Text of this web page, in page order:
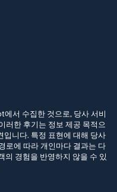
서 수집한 것으로, 당사 서비
러한 후기는 정보 제공 목적으
입니다. 특정 표현에 대해 당사
로에 따라 개인마다 결과는 다
의 경험을 반영하지 않을 수 있